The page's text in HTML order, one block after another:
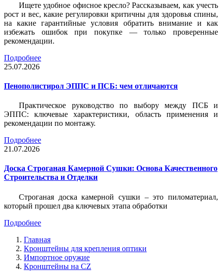
Ищете удобное офисное кресло? Рассказываем, как учесть
рост и вес, какие регулировки критичны для здоровья спины,
на какие гарантийные условия обратить внимание и как
избежать ошибок при покупке — только проверенные
рекомендации.
Подробнее
25.07.2026
Пенополистирол ЭППС и ПСБ: чем отличаются
Практическое руководство по выбору между ПСБ и
ЭППС: ключевые характеристики, область применения и
рекомендации по монтажу.
Подробнее
21.07.2026
Доска Строганая Камерной Сушки: Основа Качественного
Строительства и Отделки
Строганая доска камерной сушки – это пиломатериал,
который прошел два ключевых этапа обработки
Подробнее
Главная
Кронштейны для крепления оптики
Импортное оружие
Кронштейны на CZ